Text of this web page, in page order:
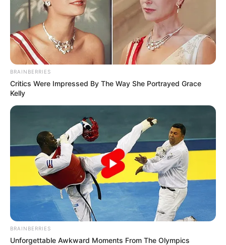
BRAINBERRIES
Critics Were Impressed By The Way She Portrayed Grace
Kelly
BRAINBERRIES
Unforgettable Awkward Moments From The Olympics